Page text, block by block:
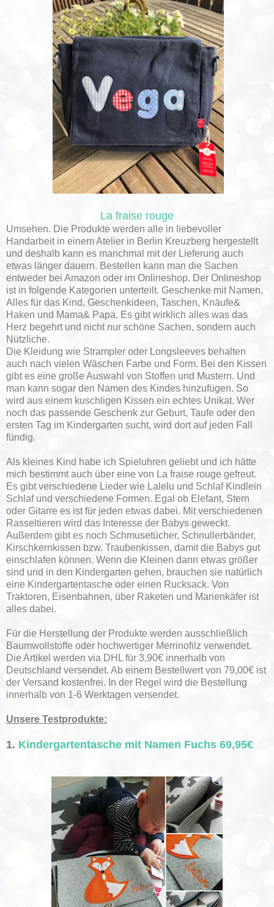
La fraise rouge
Umsehen. Die Produkte werden alle in liebevoller
Handarbeit in einem Atelier in Berlin Kreuzberg hergestellt
und deshalb kann es manchmal mit der Lieferung auch
etwas länger dauern. Bestellen kann man die Sachen
entweder bei Amazon oder im Onlineshop. Der Onlineshop
ist in folgende Kategorien unterteilt. Geschenke mit Namen,
Alles für das Kind, Geschenkideen, Taschen, Knäufe&
Haken und Mama& Papa. Es gibt wirklich alles was das
Herz begehrt und nicht nur schöne Sachen, sondern auch
Nützliche.
Die Kleidung wie Strampler oder Longsleeves behalten
auch nach vielen Wäschen Farbe und Form. Bei den Kissen
gibt es eine große Auswahl von Stoffen und Mustern. Und
man kann sogar den Namen des Kindes hinzufügen. So
wird aus einem kuschligen Kissen ein echtes Unikat. Wer
noch das passende Geschenk zur Geburt, Taufe oder den
ersten Tag im Kindergarten sucht, wird dort auf jeden Fall
fündig.
Als kleines Kind habe ich Spieluhren geliebt und ich hätte
mich bestimmt auch über eine von La fraise rouge gefreut.
Es gibt verschiedene Lieder wie Lalelu und Schlaf Kindlein
Schlaf und verschiedene Formen. Egal ob Elefant, Stern
oder Gitarre es ist für jeden etwas dabei. Mit verschiedenen
Rasseltieren wird das Interesse der Babys geweckt.
Außerdem gibt es noch Schmusetücher, Schnullerbänder,
Kirschkernkissen bzw. Traubenkissen, damit die Babys gut
einschlafen können. Wenn die Kleinen dann etwas größer
sind und in den Kindergarten gehen, brauchen sie natürlich
eine Kindergartentasche oder einen Rucksack. Von
Traktoren, Eisenbahnen, über Raketen und Marienkäfer ist
alles dabei.
Für die Herstellung der Produkte werden ausschließlich
Baumwollstoffe oder hochwertiger Merrinofilz verwendet.
Die Artikel werden via DHL für 3,90€ innerhalb von
Deutschland versendet. Ab einem Bestellwert von 79,00€ ist
der Versand kostenfrei. In der Regel wird die Bestellung
innerhalb von 1-6 Werktagen versendet.
Unsere Testprodukte:
1. Kindergartentasche mit Namen Fuchs 69,95€